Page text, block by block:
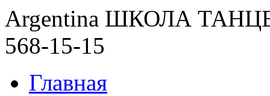
Argentina ШКОЛА
568-15-15
Главная